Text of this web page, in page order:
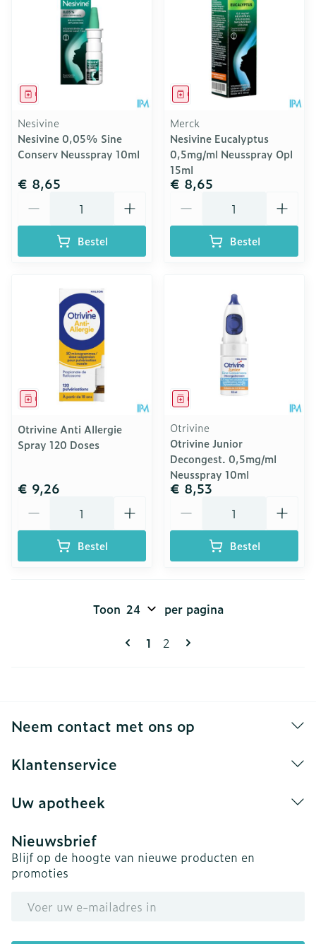
Geneesmiddel
Nesivine
Nesivine 0,05% Sine
Conserv Neusspray 10ml
€ 8,65
Bestel
Geneesmiddel
Merck
Nesivine Eucalyptus
0,5mg/ml Neusspray Opl
15ml
€ 8,65
Bestel
Geneesmiddel
Otrivine Anti Allergie
Spray 120 Doses
€ 9,26
Bestel
Geneesmiddel
Otrivine
Otrivine Junior
Decongest. 0,5mg/ml
Neusspray 10ml
€ 8,53
Bestel
Pagina's
U lees momenteel pagina
1 Pagina
2
Toon per pagina
Neem contact met ons op
Klantenservice
Uw apotheek
Nieuwsbrief
Blijf op de hoogte van nieuwe producten en
promoties